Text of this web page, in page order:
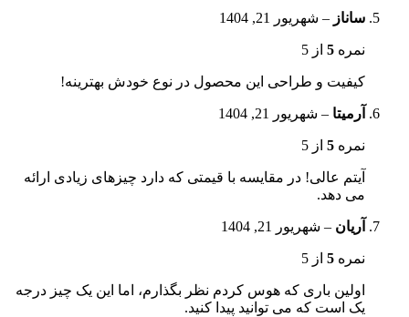
ساناز – شهریور 21, 1404
نمره 5 از 5
کیفیت و طراحی این محصول در نوع خودش بهترینه!
آرمیتا – شهریور 21, 1404
نمره 5 از 5
آیتم عالی! در مقایسه با قیمتی که دارد چیزهای زیادی ارائه
می دهد.
آریان – شهریور 21, 1404
نمره 5 از 5
اولین باری که هوس کردم نظر بگذارم، اما این یک چیز درجه
یک است که می توانید پیدا کنید.